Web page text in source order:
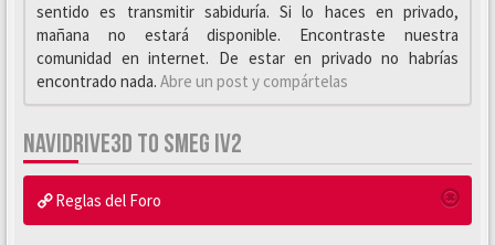
sentido es transmitir sabiduría. Si lo haces en privado,
mañana no estará disponible. Encontraste nuestra
comunidad en internet. De estar en privado no habrías
encontrado nada. Abre un post y compártelas
NAVIDRIVE3D TO SMEG IV2
Reglas del Foro